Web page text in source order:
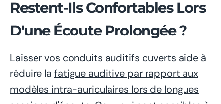
Restent-Ils Confortables Lors
D'une Écoute Prolongée ?
Laisser vos conduits auditifs ouverts aide à
réduire la fatigue auditive par rapport aux
modèles intra-auriculaires lors de longues